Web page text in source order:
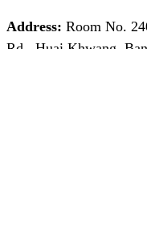
Address: Room No.
Rd., Huai Khwang,